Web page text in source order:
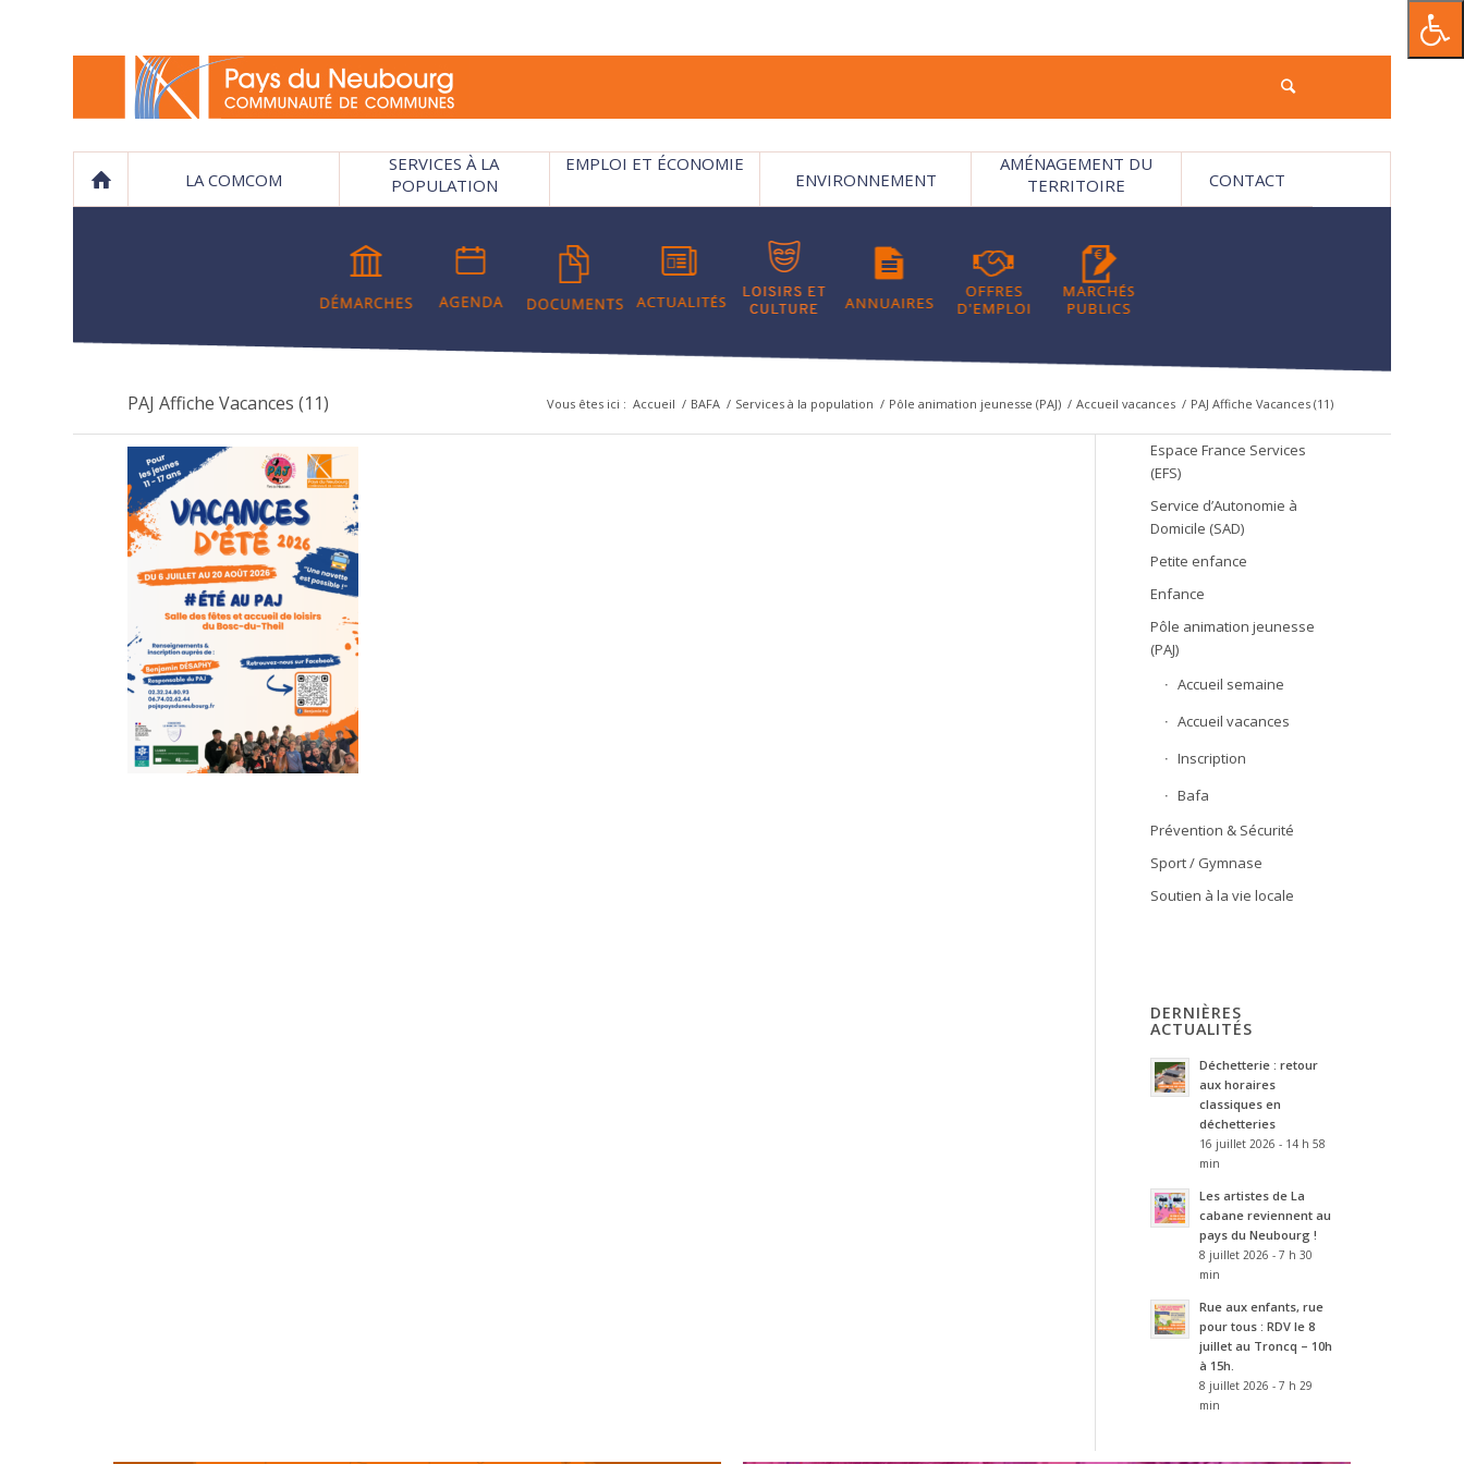
LA COMCOM
SERVICES À LA
POPULATION
EMPLOI ET ÉCONOMIE
ENVIRONNEMENT
AMÉNAGEMENT DU
TERRITOIRE
CONTACT
PAJ Affiche Vacances (11) Vous êtes ici : Accueil / BAFA / Services à la population / Pôle animation jeunesse (PAJ) / Accueil vacances / PAJ Affiche Vacances (11)
Espace France Services
(EFS)
Service d’Autonomie à
Domicile (SAD)
Petite enfance
Enfance
Pôle animation jeunesse
(PAJ)
Accueil semaine
Accueil vacances
Inscription
Bafa
Prévention & Sécurité
Sport / Gymnase
Soutien à la vie locale
DERNIÈRES
ACTUALITÉS
Déchetterie : retour
aux horaires
classiques en
déchetteries
16 juillet 2026 - 14 h 58
min
Les artistes de La
cabane reviennent au
pays du Neubourg !
8 juillet 2026 - 7 h 30
min
Rue aux enfants, rue
pour tous : RDV le 8
juillet au Troncq – 10h
à 15h.
8 juillet 2026 - 7 h 29
min